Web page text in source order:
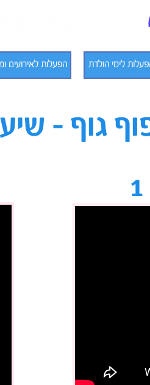
לימי הולדת הפעלות לאירועים
גוף -